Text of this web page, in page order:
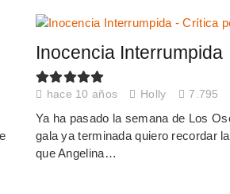
Inocencia Interrumpida
hace 10 años Holly 7.795
Ya ha pasado la semana de Los
gala ya terminada quiero recordar
que Angelina…